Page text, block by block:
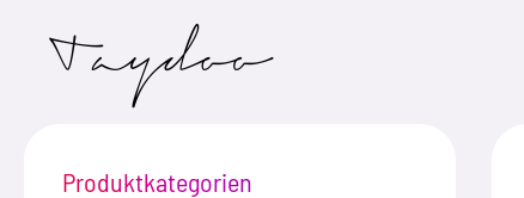
Produktkategorien